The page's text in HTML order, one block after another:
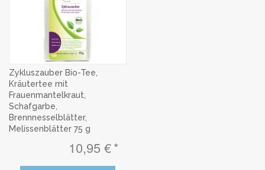
Zykluszauber Bio-Tee,
Kräutertee mit
Frauenmantelkraut,
Schafgarbe,
Brennnesselblätter,
Melissenblätter 75 g
10,95 €